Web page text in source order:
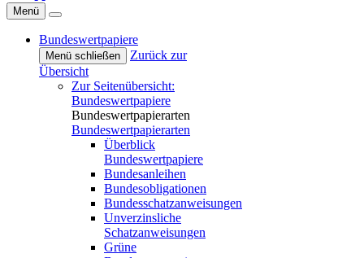
Menü
Bundeswertpapiere
Menü schließen
Zurück zur
Übersicht
Zur Seitenübersicht:
Bundeswertpapiere
Bundeswertpapierarten
Bundeswertpapierarten
Überblick
Bundeswertpapiere
Bundesanleihen
Bundesobligationen
Bundesschatzanweisungen
Unverzinsliche
Schatzanweisungen
Grüne